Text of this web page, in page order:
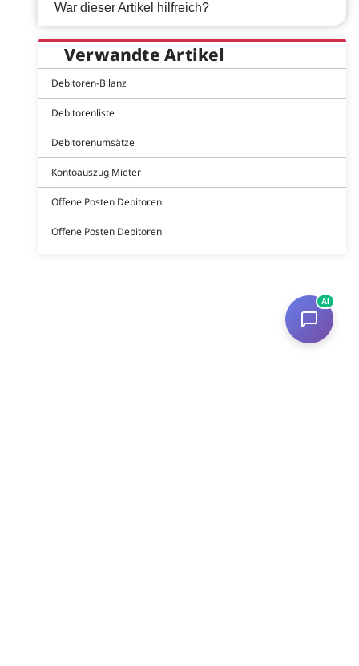
War dieser Artikel hilfreich?
Verwandte Artikel
Debitoren-Bilanz
Debitorenliste
Debitorenumsätze
Kontoauszug Mieter
Offene Posten Debitoren
Offene Posten Debitoren
AI